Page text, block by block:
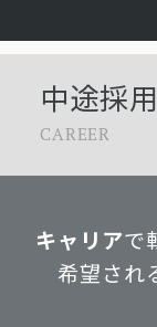
中途採用
CAREER
キャリアで
希望され